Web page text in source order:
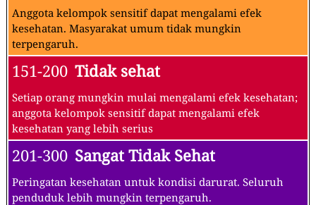
Anggota kelompok sensitif dapat mengalami efek
kesehatan. Masyarakat umum tidak mungkin
terpengaruh.
151-200 Tidak sehat
Setiap orang mungkin mulai mengalami efek kesehatan;
anggota kelompok sensitif dapat mengalami efek
kesehatan yang lebih serius
201-300 Sangat Tidak Sehat
Peringatan kesehatan untuk kondisi darurat. Seluruh
penduduk lebih mungkin terpengaruh.